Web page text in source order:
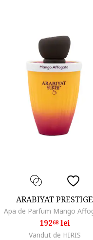
ARABIYAT PRESTIGE
19268lei
Vandut de HIRIS